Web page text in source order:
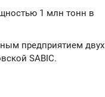
1 млн тонн в
предприятием двух
SABIC.